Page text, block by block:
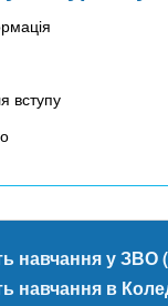
вступу
навчання у ЗВО
навчання в